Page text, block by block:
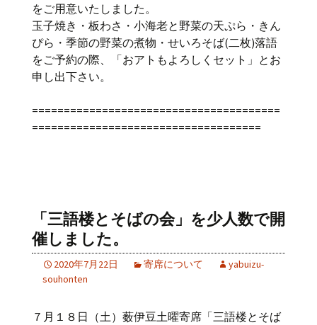
をご用意いたしました。
玉子焼き・板わさ・小海老と野菜の天ぷら・きん
ぴら・季節の野菜の煮物・せいろそば(二枚)落語
をご予約の際、「おアトもよろしくセット」とお
申し出下さい。
=======================================
====================================
「三語楼とそばの会」を少人数で開
催しました。
2020年7月22日 寄席について
yabuizu-
souhonten
７月１８日（土）薮伊豆土曜寄席「三語楼とそば